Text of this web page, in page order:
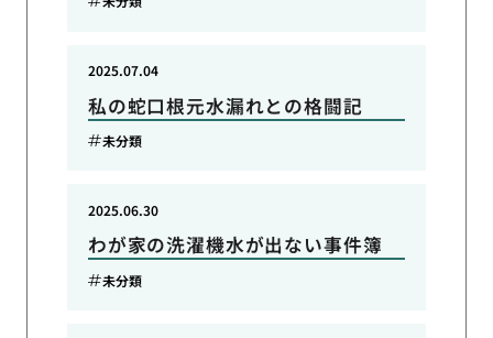
私の蛇口根元水漏れとの格闘記
2025.07.04
未分類
わが家の洗濯機水が出ない事件簿
2025.06.30
未分類